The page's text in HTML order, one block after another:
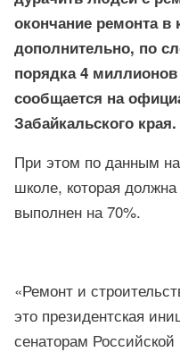
окончание ремонта в
дополнительно, по
порядка 4
сообщается на
Забайкальского края.
При этом по данным
школе, которая
выполнен на 70%.
«Ремонт и
это президентская
сенаторам